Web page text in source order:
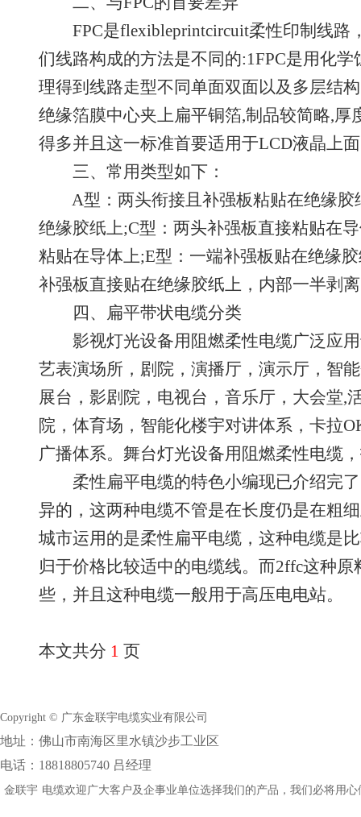
FPC是flexibleprintcircuit柔性印制线路
们线路构成的方法是不同的:1FPC是用化
理得到线路走型不同单面双面以及多层结
绝缘箔膜中心夹上扁平铜箔,制品较简略,厚
得多并且这一标准首要适用于LCD液晶上
三、常用类型如下：
A型：两头衔接且补强板粘贴在绝缘胶
绝缘胶纸上;C型：两头补强板直接粘贴在
粘贴在导体上;E型：一端补强板贴在绝缘
补强板直接贴在绝缘胶纸上，内部一半剥
四、扁平带状电缆分类
影视灯光设备用阻燃柔性电缆广泛应用
艺表演场所，剧院，演播厅，演示厅，智
展台，影剧院，电视台，音乐厅，大会堂,
院，体育场，智能化楼宇对讲体系，卡拉
广播体系。舞台灯光设备用阻燃柔性电缆
柔性扁平电缆的特色小编现已介绍完了
异的，这两种电缆不管是在长度仍是在粗
城市运用的是柔性扁平电缆，这种电缆是
归于价格比较适中的电缆线。而2ffc这种
些，并且这种电缆一般用于高压电电站。
本文共分 1 页
Copyright © 广东金联宇电缆实业有限公司
地址：佛山市南海区里水镇沙步工业区
电话：18818805740 吕经理
金联宇 电缆欢迎广大客户及企事业单位选择我们的产品，我们必将用心